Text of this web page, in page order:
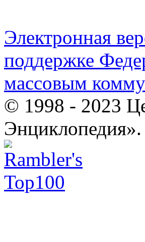
Электронная
поддержке
массовым
© 1998 - 2023
Энциклопедия».